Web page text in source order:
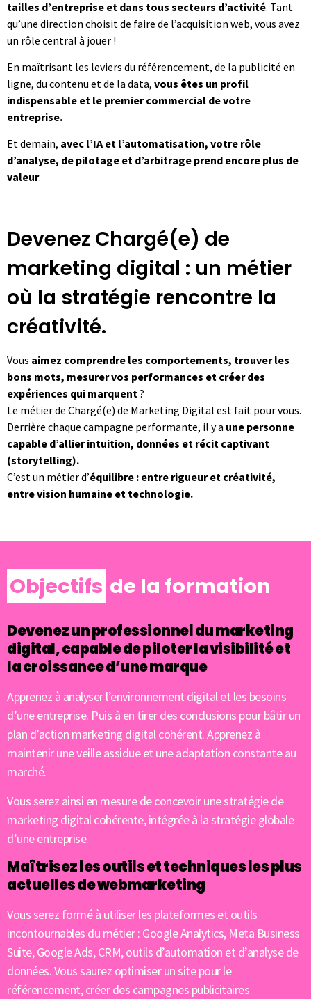
tailles d’entreprise et dans tous secteurs d’activité. Tant
qu’une direction choisit de faire de l’acquisition web, vous avez
un rôle central à jouer !
En maîtrisant les leviers du référencement, de la publicité en
ligne, du contenu et de la data, vous êtes un profil
indispensable et le premier commercial de votre
entreprise.
Et demain, avec l’IA et l’automatisation, votre rôle
d’analyse, de pilotage et d’arbitrage prend encore plus de
valeur.
Devenez Chargé(e) de
marketing digital : un métier
où la stratégie rencontre la
créativité.
Vous aimez comprendre les comportements, trouver les
bons mots, mesurer vos performances et créer des
expériences qui marquent?
Le métier de Chargé(e) de Marketing Digital est fait pour vous.
Derrière chaque campagne performante, il y a une personne
capable d’allier intuition, données et récit captivant
(storytelling).
C’est un métier d’équilibre : entre rigueur et créativité,
entre vision humaine et technologie.
Objectifs de la formation
Devenez un professionnel du marketing
digital, capable de piloter la visibilité et
la croissance d’une marque
Apprenez à analyser l’environnement digital et les besoins
d’une entreprise. Puis à en tirer des conclusions pour bâtir un
plan d’action marketing digital cohérent. Apprenez à
maintenir une veille assidue et une adaptation constante au
marché.
Vous serez ainsi en mesure de concevoir une stratégie de
marketing digital cohérente, intégrée à la stratégie globale
d’une entreprise.
Maîtrisez les outils et techniques les plus
actuelles de webmarketing
Vous serez formé à utiliser les plateformes et outils
incontournables du métier : Google Analytics, Meta Business
Suite, Google Ads, CRM, outils d’automation et d’analyse de
données. Vous saurez optimiser un site pour le
référencement, créer des campagnes publicitaires